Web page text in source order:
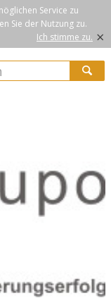
Service zu
Sie der Nutzung zu.
Ich stimme zu. ×